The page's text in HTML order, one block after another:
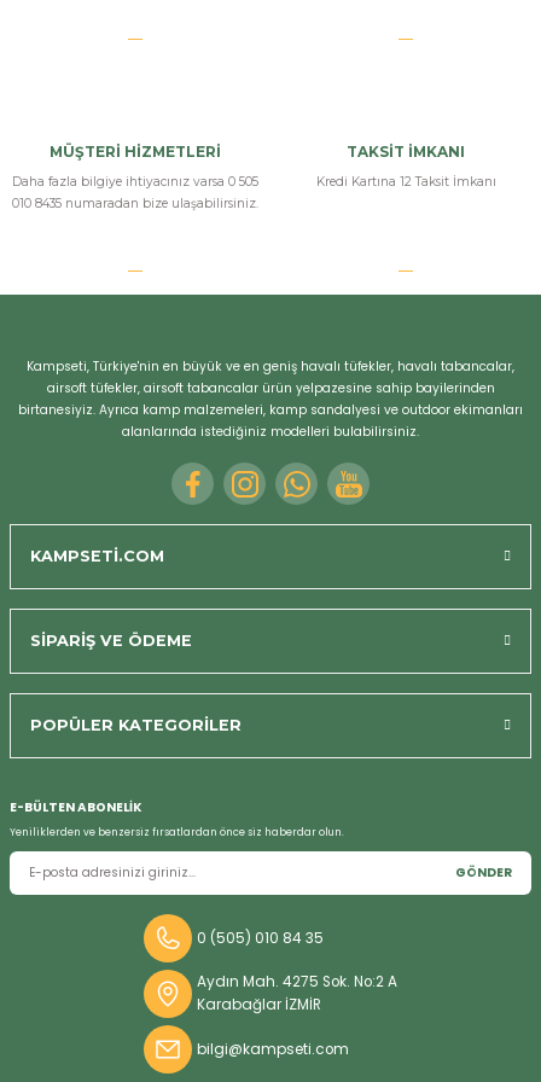
MÜŞTERİ HİZMETLERİ
Daha fazla bilgiye ihtiyacınız varsa 0 505
010 8435 numaradan bize ulaşabilirsiniz.
TAKSİT İMKANI
Kredi Kartına 12 Taksit İmkanı
Kampseti, Türkiye'nin en büyük ve en geniş havalı tüfekler, havalı tabancalar,
airsoft tüfekler, airsoft tabancalar ürün yelpazesine sahip bayilerinden
birtanesiyiz. Ayrıca kamp malzemeleri, kamp sandalyesi ve outdoor ekimanları
alanlarında istediğiniz modelleri bulabilirsiniz.
KAMPSETİ.COM
SİPARİŞ VE ÖDEME
POPÜLER KATEGORİLER
E-BÜLTEN ABONELİK
Yeniliklerden ve benzersiz fırsatlardan önce siz haberdar olun.
GÖNDER
0 (505) 010 84 35
Aydın Mah. 4275 Sok. No:2 A
Karabağlar İZMİR
bilgi@kampseti.com
Bizi Arayın